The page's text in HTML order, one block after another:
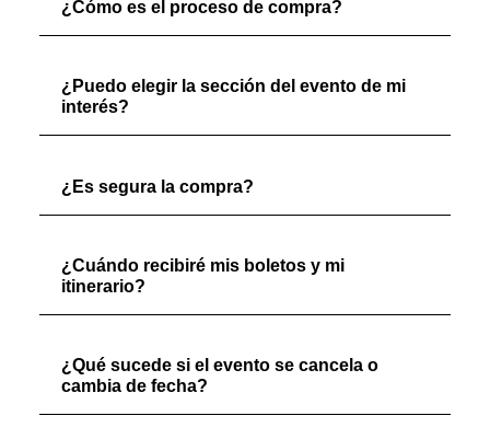
¿Cómo es el proceso de compra?
¿Puedo elegir la sección del evento de mi
interés?
¿Es segura la compra?
¿Cuándo recibiré mis boletos y mi
itinerario?
¿Qué sucede si el evento se cancela o
cambia de fecha?